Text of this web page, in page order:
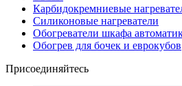
Карбидокремниевые
Силиконовые нагреватели
Обогреватели шкафа
Обогрев для бочек и еврокубов
Присоединяйтесь